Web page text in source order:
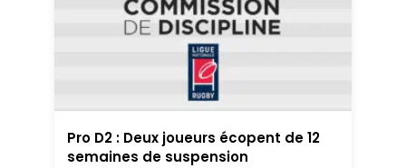
Pro D2 : Deux joueurs écopent de 12
semaines de suspension